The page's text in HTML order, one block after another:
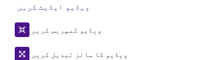
ویڈیو ایڈیٹ کریں
ویڈیو کمپریس کریں
ویڈیو کا سائز تبدیل کریں